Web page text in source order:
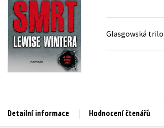
✉️ DÁRKOVÉ POUKAZY
Auto - moto
Beletrie pro děti
Beletrie pro dospělé
Hobby
Komiks
Glasgowská
Detailní informace Hodnocení čtenářů